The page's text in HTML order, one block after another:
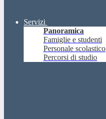
Servizi
Panoramica
Famiglie e studenti
Personale scolastico
Percorsi di studio